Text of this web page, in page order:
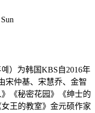
）为韩国KBS自2016年
宋仲基、宋慧乔、金智
《秘密花园》《绅士的
王的教室》金元硕作家